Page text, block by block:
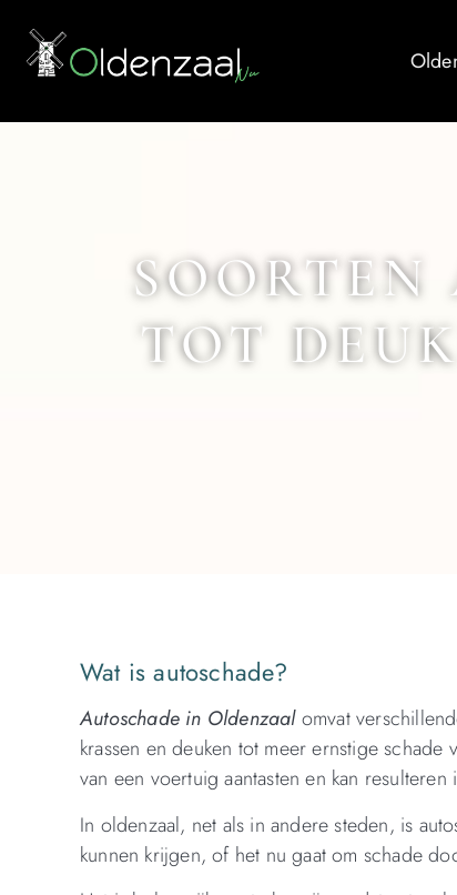
SOORTEN
TOT
Wat is autoschade?
Autoschade in Oldenzaalomvat
krassen en deuken tot meer ernstige
van een voertuig aantasten en kan
In oldenzaal, net als in andere steden, is
kunnen krijgen, of het nu gaat om schade